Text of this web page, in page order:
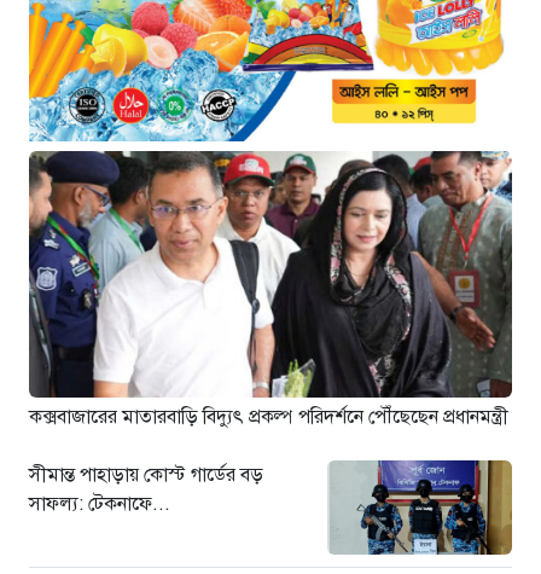
মানবিক বার্তা দেখে হাসপাতালে
ফখরুল ইসলাম খান সিআইপি
২২ ঘণ্টা আগে
ছাগলনাইয়ায় চিহ্নিত ডাকাত ‘গুন্ডা
রনি’ গ্রেপ্তার
২২ ঘণ্টা আগে
দৈনিক ৫শ টাকা মজুরীর দাবীতে
বড়লেখায় চা শ্রমিকদের গণবিক্ষোভ
২২ ঘণ্টা আগে
গ্রিসের উপকূলে ১৬৮ অভিবাসী উদ্ধার:
ভেতরে ৭২ বাংলাদেশি
২৩ ঘণ্টা আগে
কক্সবাজারের মাতারবাড়ি বিদ্যুৎ প্রকল্প পরিদর্শনে পৌঁছেছেন প্রধানমন্ত্রী
সীমান্ত পাহাড়ায় কোস্ট গার্ডের বড়
সাফল্য: টেকনাফে...